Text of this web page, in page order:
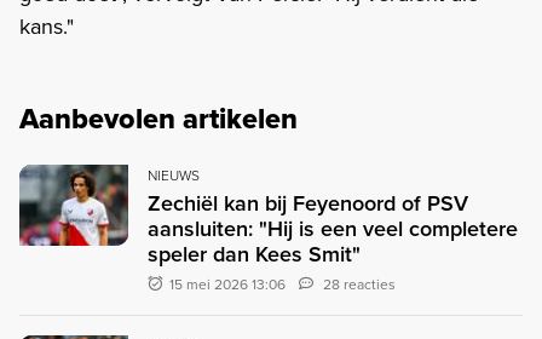
kans."
Aanbevolen artikelen
NIEUWS
Zechiël kan bij Feyenoord of PSV
aansluiten: "Hij is een veel completere
speler dan Kees Smit"
15 mei 2026 13:06 28 reacties